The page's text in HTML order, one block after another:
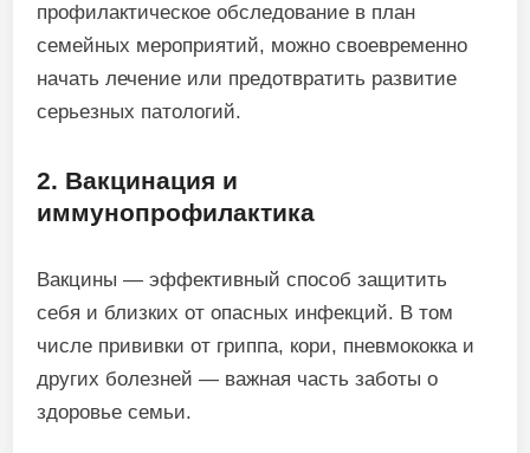
профилактическое обследование в план
семейных мероприятий, можно своевременно
начать лечение или предотвратить развитие
серьезных патологий.
2. Вакцинация и
иммунопрофилактика
Вакцины — эффективный способ защитить
себя и близких от опасных инфекций. В том
числе прививки от гриппа, кори, пневмококка и
других болезней — важная часть заботы о
здоровье семьи.